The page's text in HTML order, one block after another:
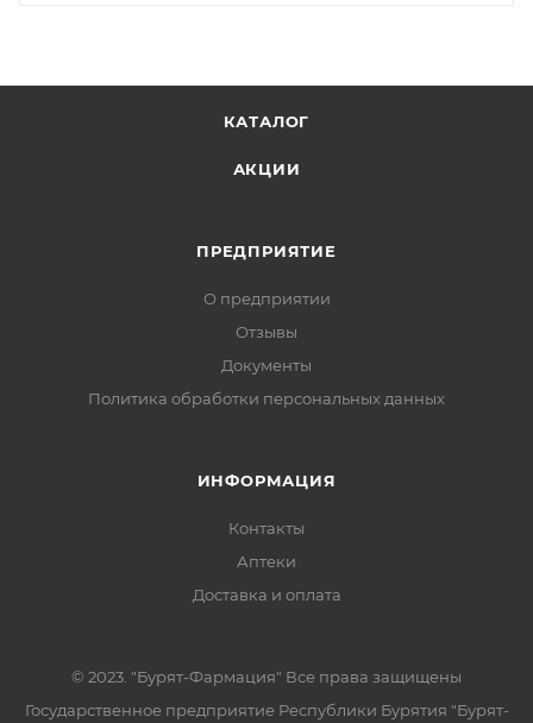
КАТАЛОГ
АКЦИИ
ПРЕДПРИЯТИЕ
О предприятии
Отзывы
Документы
Политика обработки персональных данных
ИНФОРМАЦИЯ
Контакты
Аптеки
Доставка и оплата
© 2023. "Бурят-Фармация" Все права защищены
Государственное предприятие Республики Бурятия "Бурят-